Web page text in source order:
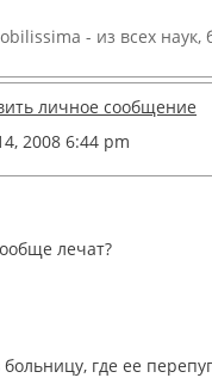
- из всех наук,
2008 6:44 pm
лечат?
где ее